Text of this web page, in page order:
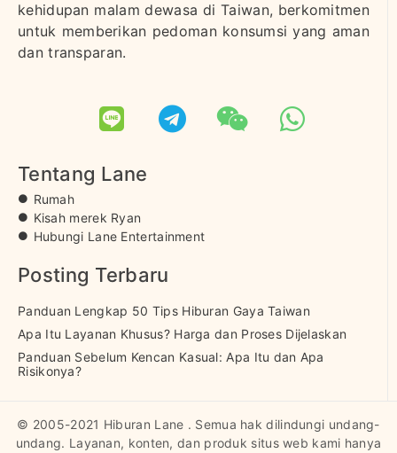
kehidupan malam dewasa di Taiwan, berkomitmen
untuk memberikan pedoman konsumsi yang aman
dan transparan.
Tentang Lane
Rumah
Kisah merek Ryan
Hubungi Lane Entertainment
Posting Terbaru
Panduan Lengkap 50 Tips Hiburan Gaya Taiwan
Apa Itu Layanan Khusus? Harga dan Proses Dijelaskan
Panduan Sebelum Kencan Kasual: Apa Itu dan Apa
Risikonya?
© 2005-2021 Hiburan Lane . Semua hak dilindungi undang-
undang. Layanan, konten, dan produk situs web kami hanya